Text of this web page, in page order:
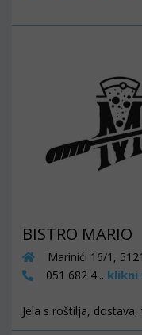
BISTRO MARIO
Marinići 16/1,
051 682 4... klikni
Jela s roštilja,